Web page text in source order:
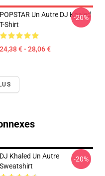
POPSTAR Un Autre DJ Khaled
T-Shirt
24,38 € - 28,06 €
-20%
DJ Khaled Un Autre
Sweatshirt
-20%